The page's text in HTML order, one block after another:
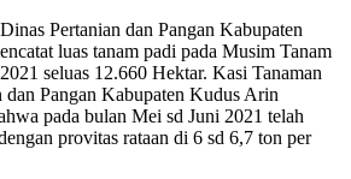
Pertanian dan Pangan Kabupaten
luas tanam padi pada Musim Tanam
seluas 12.660 Hektar. Kasi Tanaman
dan Pangan Kabupaten Kudus Arin
pada bulan Mei sd Juni 2021 telah
provitas rataan di 6 sd 6,7 ton per